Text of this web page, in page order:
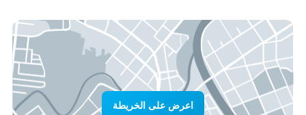
اعرض على الخريطة